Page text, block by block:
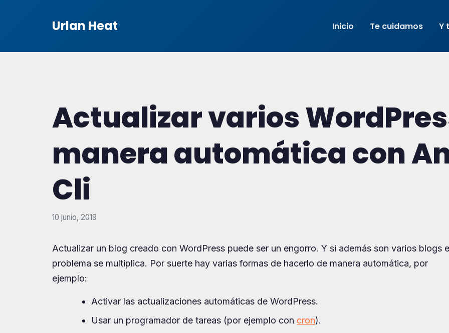
Urlan Heat Inicio Te cuidamos Y
Actualizar varios
manera automática con
Cli
10 junio, 2019
Actualizar un blog creado con WordPress puede ser un engorro. Y si además son varios blogs
problema se multiplica. Por suerte hay varias formas de hacerlo de manera automática, por
ejemplo:
Activar las actualizaciones automáticas de WordPress.
Usar un programador de tareas (por ejemplo con cron).